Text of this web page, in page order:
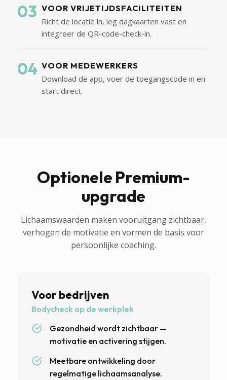
03 VOOR VRIJETIJDSFACILITEITEN
Richt de locatie in, leg dagkaarten vast en
integreer de QR-code-check-in.
04 VOOR MEDEWERKERS
Download de app, voer de toegangscode in en
start direct.
Optionele Premium-
upgrade
Lichaamswaarden maken vooruitgang zichtbaar,
verhogen de motivatie en vormen de basis voor
persoonlijke coaching.
Voor bedrijven
Bodycheck op de werkplek
Gezondheid wordt zichtbaar —
motivatie en activering stijgen.
Meetbare ontwikkeling door
regelmatige lichaamsanalyse.